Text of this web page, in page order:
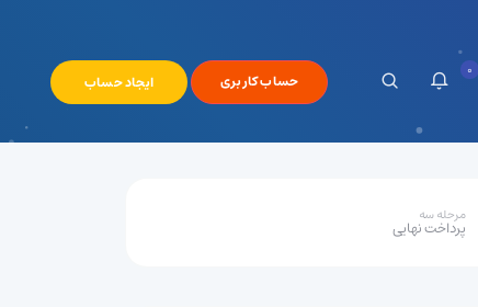
0
حساب کاربری ایجاد حساب
مرحله سه
پرداخت نهایی